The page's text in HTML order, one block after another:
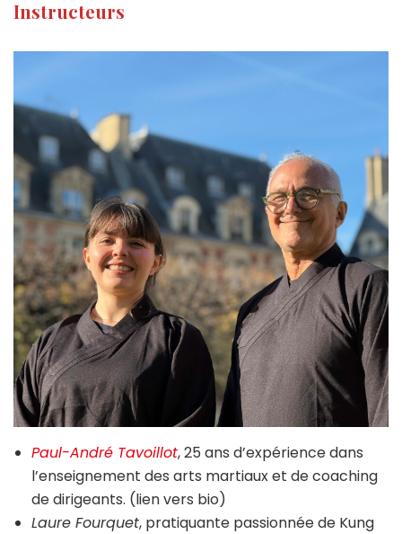
Instructeurs
Paul-André Tavoillot, 25 ans d’expérience dans
l’enseignement des arts martiaux et de coaching
de dirigeants. (lien vers bio)
Laure Fourquet, pratiquante passionnée de Kung